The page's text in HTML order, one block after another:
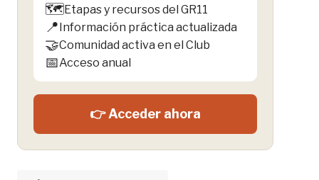
🗺️Etapas y recursos del GR11
📍Información práctica actualizada
🤝Comunidad activa en el Club
📅Acceso anual
👉 Acceder ahora